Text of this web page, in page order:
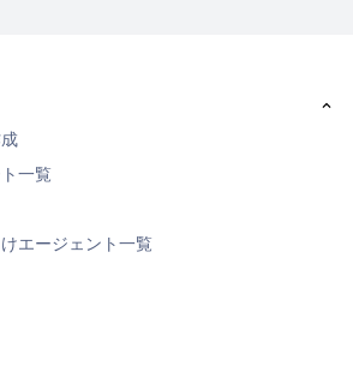
一覧
エージェント一覧